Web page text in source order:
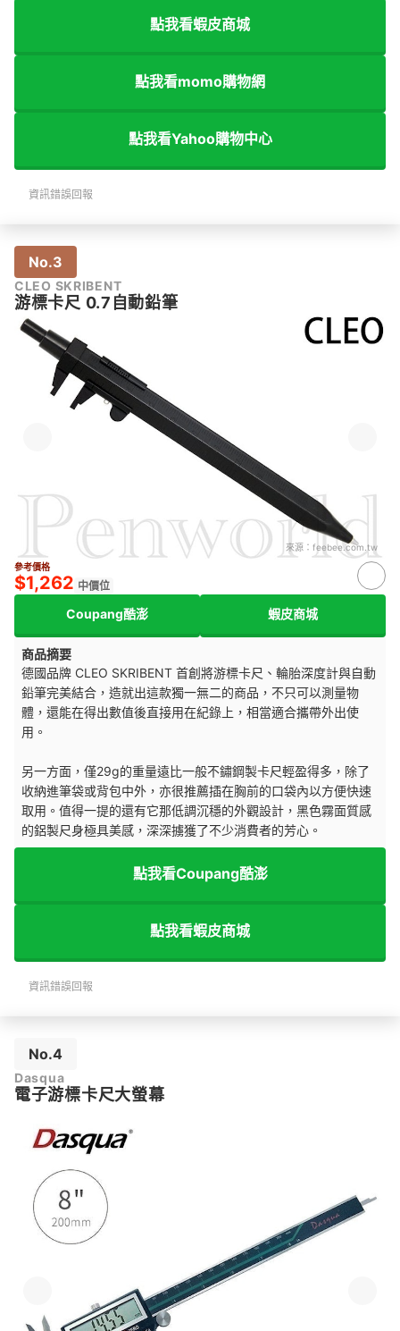
點我看蝦皮商城
點我看momo購物網
點我看Yahoo購物中心
資訊錯誤回報
No.3
CLEO SKRIBENT
游標卡尺 0.7自動鉛筆
來源： feebee.com.tw
參考價格
$1,262 中價位
Coupang酷澎 蝦皮商城
商品摘要
德國品牌 CLEO SKRIBENT 首創將游標卡尺、輪胎深度計與自動
鉛筆完美結合，造就出這款獨一無二的商品，不只可以測量物
體，還能在得出數值後直接用在紀錄上，相當適合攜帶外出使
用。
另一方面，僅29g的重量遠比一般不鏽鋼製卡尺輕盈得多，除了
收納進筆袋或背包中外，亦很推薦插在胸前的口袋內以方便快速
取用。值得一提的還有它那低調沉穩的外觀設計，黑色霧面質感
的鋁製尺身極具美感，深深擄獲了不少消費者的芳心。
點我看Coupang酷澎
點我看蝦皮商城
資訊錯誤回報
No.4
Dasqua
電子游標卡尺大螢幕